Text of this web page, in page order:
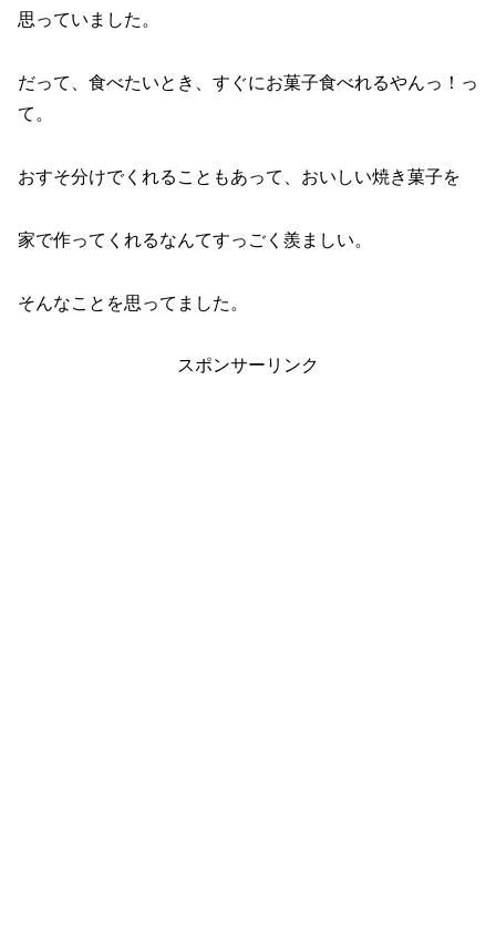
思っていました。
だって、食べたいとき、すぐにお菓子食べれるやんっ！っ
て。
おすそ分けでくれることもあって、おいしい焼き菓子を
家で作ってくれるなんてすっごく羨ましい。
そんなことを思ってました。
スポンサーリンク